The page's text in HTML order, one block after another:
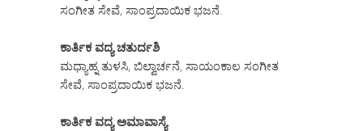
ಸಂಗೀತ ಸೇವೆ, ಸಾಂಪ್ರದಾಯಿಕ ಭಜನೆ.
ಕಾರ್ತಿಕ ವದ್ಯ ಚತುರ್ದಶಿ
ಮಧ್ಯಾಹ್ನ ತುಳಸಿ, ಬಿಲ್ವಾರ್ಚನೆ, ಸಾಯಂಕಾಲ ಸಂಗೀತ
ಸೇವೆ, ಸಾಂಪ್ರದಾಯಿಕ ಭಜನೆ.
ಕಾರ್ತಿಕ ವದ್ಯ ಅಮಾವಾಸ್ಯೆ